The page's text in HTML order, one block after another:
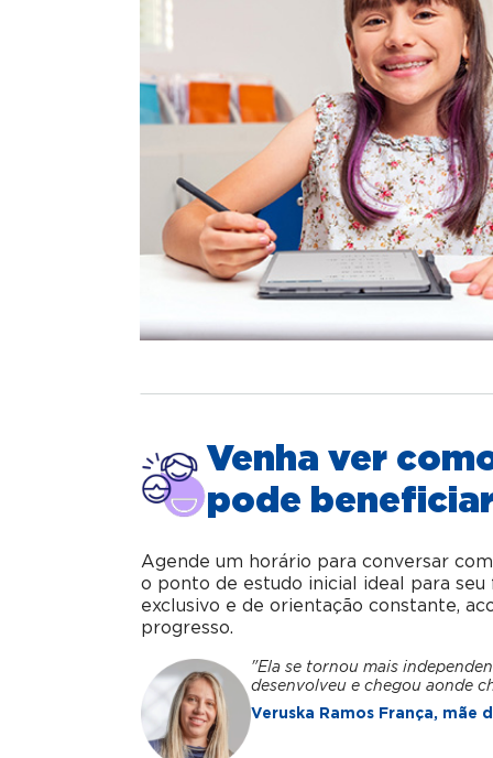
Venha ver
pode
Agende um horário para conversar
o ponto de estudo inicial ideal para
exclusivo e de orientação constante,
progresso.
"Ela se tornou mais
desenvolveu e chegou aonde
Veruska Ramos França, mãe